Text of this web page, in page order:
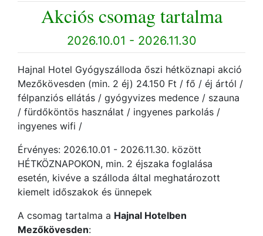
Akciós csomag tartalma
2026.10.01 - 2026.11.30
Hajnal Hotel Gyógyszálloda őszi hétköznapi akció
Mezőkövesden (min. 2 éj) 24.150 Ft / fő / éj ártól /
félpanziós ellátás / gyógyvizes medence / szauna
/ fürdőköntös használat / ingyenes parkolás /
ingyenes wifi /
Érvényes: 2026.10.01 - 2026.11.30. között
HÉTKÖZNAPOKON, min. 2 éjszaka foglalása
esetén, kivéve a szálloda által meghatározott
kiemelt időszakok és ünnepek
A csomag tartalma a Hajnal Hotelben
Mezőkövesden: